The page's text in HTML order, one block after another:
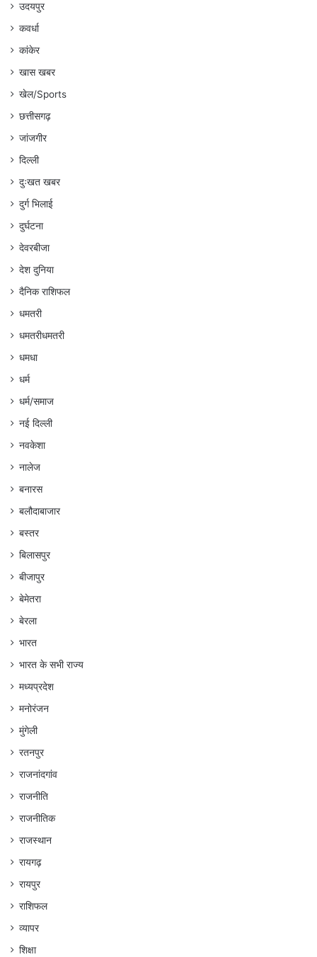
उदयपुर
कवर्धा
कांकेर
खास खबर
खेल/Sports
छत्तीसगढ़
जांजगीर
दिल्ली
दुःखत खबर
दुर्ग भिलाई
दुर्घटना
देवरबीजा
देश दुनिया
दैनिक राशिफल
धमतरी
धमतरीधमतरी
धमधा
धर्म
धर्म/समाज
नई दिल्ली
नवकेशा
नालेज
बनारस
बलौदाबाजार
बस्तर
बिलासपुर
बीजापुर
बेमेतरा
बेरला
भारत
भारत के सभी राज्य
मध्यप्रदेश
मनोरंजन
मुंगेली
रतनपुर
राजनांदगांव
राजनीति
राजनीतिक
राजस्थान
रायगढ़
रायपुर
राशिफल
व्यापर
शिक्षा